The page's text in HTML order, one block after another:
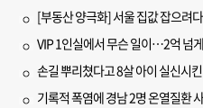
[부동산 양극화] 서울 집값 잡으려
VIP 1인실에서 무슨 일이…2억 넘
손길 뿌리쳤다고 8살 아이 실신시
기록적 폭염에 경남 2명 온열질환